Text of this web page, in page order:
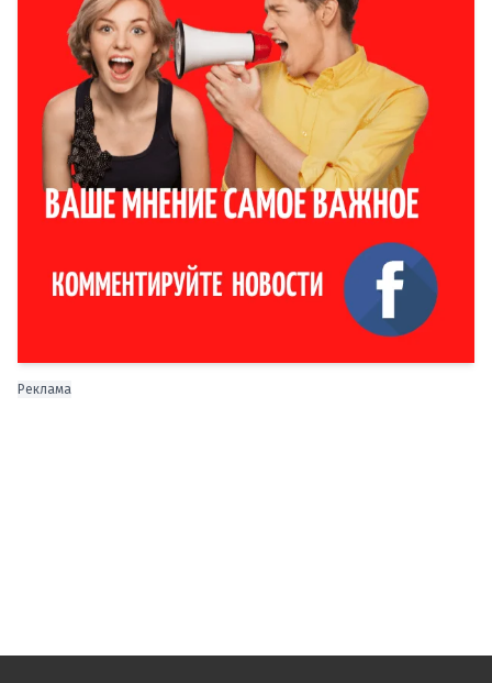
Реклама